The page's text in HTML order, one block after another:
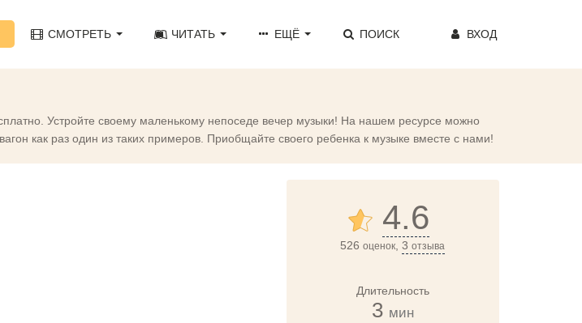
СМОТРЕТЬ ЧИТАТЬ ЕЩЁ ПОИСК ВХОД
Устройте своему маленькому непоседе вечер музыки! На нашем ресурсе можно
как раз один из таких примеров. Приобщайте своего ребенка к музыке вместе с нами!
4.6
526оценок ,3отзыва
Длительность
3 мин